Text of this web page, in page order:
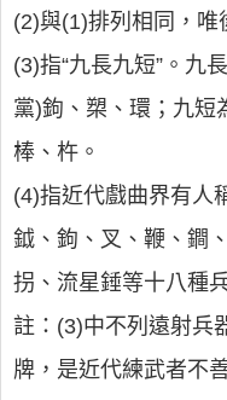
(2)與(1)排列相同，唯
(3)指“九長九短”。九
黨)鉤、槊、環；九短
棒、杵。
(4)指近代戲曲界有人
鉞、鉤、叉、鞭、鐧
拐、流星錘等十八種
註：(3)中不列遠射兵
牌，是近代練武者不